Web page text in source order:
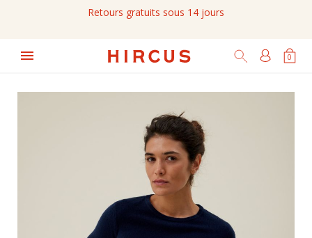
Retours gratuits sous 14 jours
0